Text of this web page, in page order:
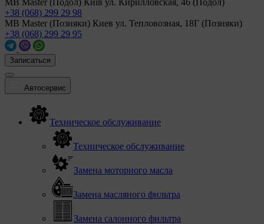
MB Master (Подол) Київ ул. Кирилловская, 46 (Подол)
+38 (068) 299 29 98
MB Master (Позняки) Киев ул. Тепловозная, 18Г (Позняки)
+38 (068) 299 29 95
Записаться
Автосервис
Техническое обслуживание
Техническое обслуживание
Замена моторного масла
Замена масляного фильтра
Замена салонного фильтра